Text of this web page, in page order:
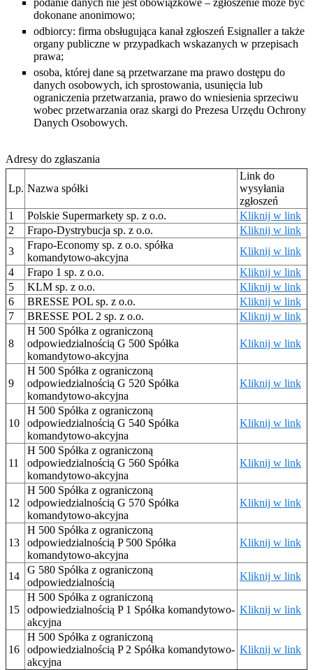
podanie danych nie jest obowiązkowe – zgłoszenie może być
dokonane anonimowo;
odbiorcy: firma obsługująca kanał zgłoszeń Esignaller a także
organy publiczne w przypadkach wskazanych w przepisach
prawa;
osoba, której dane są przetwarzane ma prawo dostępu do
danych osobowych, ich sprostowania, usunięcia lub
ograniczenia przetwarzania, prawo do wniesienia sprzeciwu
wobec przetwarzania oraz skargi do Prezesa Urzędu Ochrony
Danych Osobowych.
Adresy do zgłaszania
Lp. Nazwa spółki
Link do
wysyłania
zgłoszeń
1
Polskie Supermarkety sp. z o.o.
Kliknij w link
2
Frapo-Dystrybucja sp. z o.o.
Kliknij w link
3
Frapo-Economy sp. z o.o. spółka
komandytowo-akcyjna
Kliknij w link
4
Frapo 1 sp. z o.o.
Kliknij w link
5
KLM sp. z o.o.
Kliknij w link
6
BRESSE POL sp. z o.o.
Kliknij w link
7
BRESSE POL 2 sp. z o.o. Kliknij w link
8
H 500 Spółka z ograniczoną
odpowiedzialnością G 500 Spółka
komandytowo-akcyjna
Kliknij w link
9
H 500 Spółka z ograniczoną
odpowiedzialnością G 520 Spółka
komandytowo-akcyjna
Kliknij w link
10
H 500 Spółka z ograniczoną
odpowiedzialnością G 540 Spółka
komandytowo-akcyjna
Kliknij w link
11
H 500 Spółka z ograniczoną
odpowiedzialnością G 560 Spółka
komandytowo-akcyjna
Kliknij w link
12
H 500 Spółka z ograniczoną
odpowiedzialnością G 570 Spółka
komandytowo-akcyjna
Kliknij w link
13
H 500 Spółka z ograniczoną
odpowiedzialnością P 500 Spółka
komandytowo-akcyjna
Kliknij w link
14
G 580 Spółka z ograniczoną
odpowiedzialnością
Kliknij w link
15
H 500 Spółka z ograniczoną
odpowiedzialnością P 1 Spółka komandytowo-
akcyjna
Kliknij w link
16
H 500 Spółka z ograniczoną
odpowiedzialnością P 2 Spółka komandytowo-
akcyjna
Kliknij w link